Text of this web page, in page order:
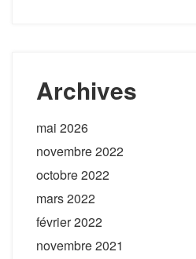
Archives
mai 2026
novembre 2022
octobre 2022
mars 2022
février 2022
novembre 2021